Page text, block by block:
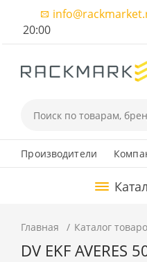
20:00
Производители
Главная Каталог
DV EKF AVERES